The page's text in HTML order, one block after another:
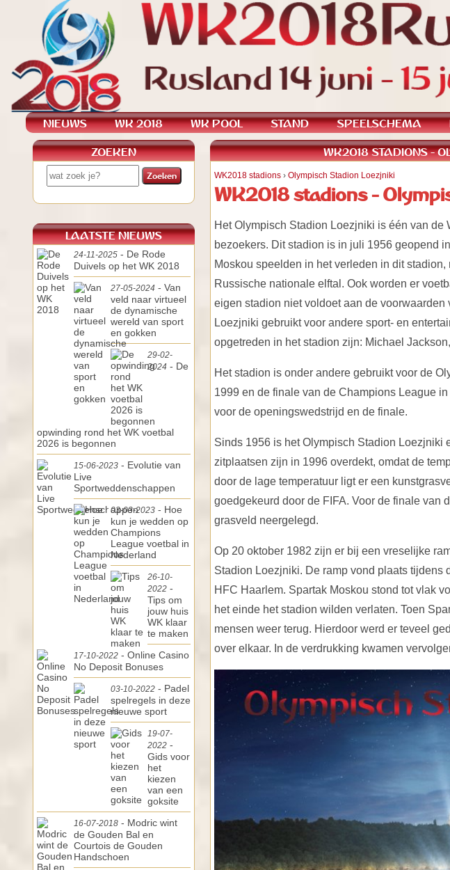
WK2018 STADIONS -
WK2018 stadions › Olympisch Stadion Loezjniki
WK2018 stadions -
Het Olympisch Stadion Loezjniki is één van
bezoekers. Dit stadion is in juli 1956 geopend in
Moskou speelden in het verleden in dit
Russische nationale elftal. Ook worden er
eigen stadion niet voldoet aan de
Loezjniki gebruikt voor andere sport- en
opgetreden in het stadion zijn: Michael
Het stadion is onder andere gebruikt voor de
1999 en de finale van de Champions League
voor de openingswedstrijd en de finale.
Sinds 1956 is het Olympisch Stadion Loezjniki
zitplaatsen zijn in 1996 overdekt, omdat de
door de lage temperatuur ligt er een
goedgekeurd door de FIFA. Voor de finale van
grasveld neergelegd.
Op 20 oktober 1982 zijn er bij een vreselijke
Stadion Loezjniki. De ramp vond plaats tijdens
HFC Haarlem. Spartak Moskou stond tot vlak
het einde het stadion wilden verlaten. Toen
mensen weer terug. Hierdoor werd er teveel
over elkaar. In de verdrukking kwamen
ZOEKEN
LAATSTE NIEUWS
24-11-2025 - De Rode
Duivels op het WK 2018
27-05-2024 - Van
veld naar virtueel
de dynamische
wereld van sport
en gokken
29-02-
2024 - De
opwinding rond het WK voetbal
2026 is begonnen
15-06-2023 - Evolutie van
Live
Sportweddenschappen
03-03-2023 - Hoe
kun je wedden op
Champions
League voetbal in
Nederland
26-10-
2022 -
Tips om
jouw huis
WK klaar
te maken
17-10-2022 - Online Casino
No Deposit Bonuses
03-10-2022 - Padel
spelregels in deze
nieuwe sport
19-07-
2022 -
Gids voor
het
kiezen
van een
goksite
16-07-2018 - Modric wint
de Gouden Bal en
Courtois de Gouden
Handschoen
NIEUWS WK 2018 WK POOL STAND SPEELSCHEMA